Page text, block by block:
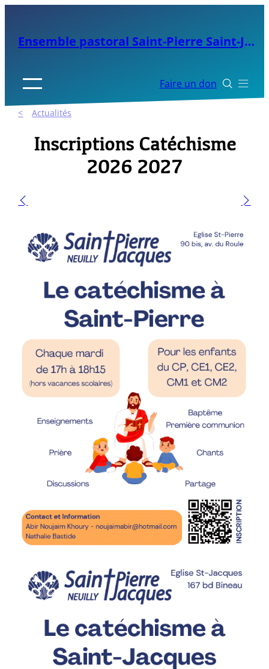
contenu
Ensemble pastoral Saint-Pierre Saint-Jacques de Neuilly
Faire un don  
Actualités
Inscriptions Catéchisme
2026 2027